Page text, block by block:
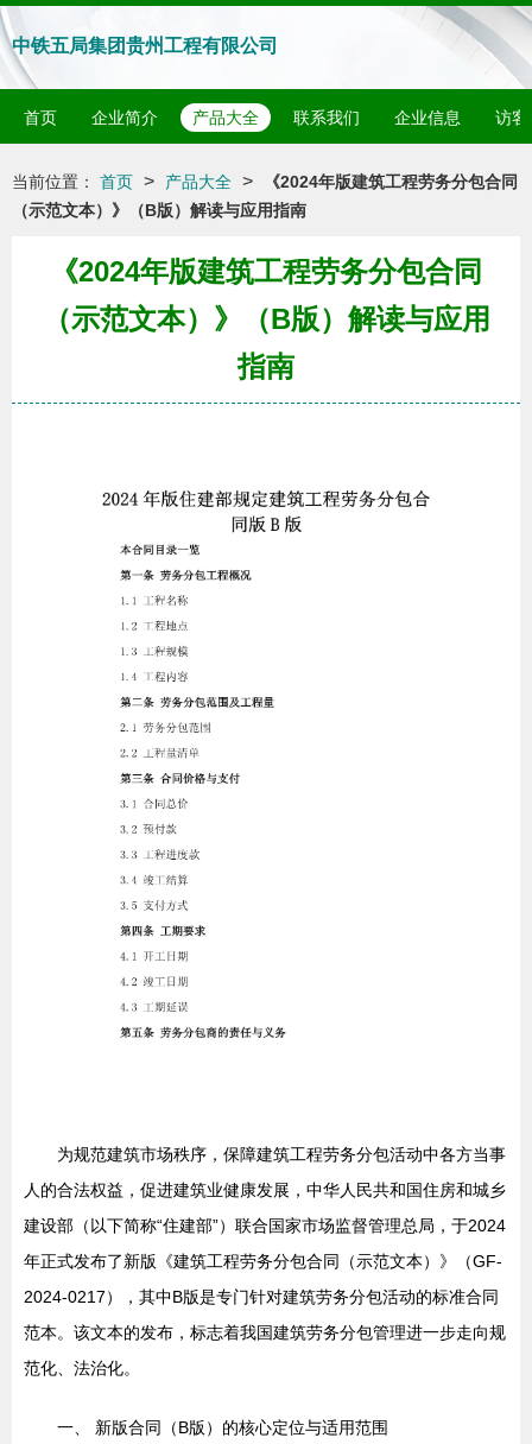
中铁五局集团贵州工程有限公司
首页 企业简介 产品大全 联系我们 企业信息 访客
当前位置： 首页 > 产品大全 >
《2024年版建筑工程劳务分包合同
（示范文本）》（B版）解读与应用指南
《2024年版建筑工程劳务分包合同
（示范文本）》（B版）解读与应用
指南
为规范建筑市场秩序，保障建筑工程劳务分包活动中各方当事
人的合法权益，促进建筑业健康发展，中华人民共和国住房和城乡
建设部（以下简称“住建部”）联合国家市场监督管理总局，于2024
年正式发布了新版《建筑工程劳务分包合同（示范文本）》（GF-
2024-0217），其中B版是专门针对建筑劳务分包活动的标准合同
范本。该文本的发布，标志着我国建筑劳务分包管理进一步走向规
范化、法治化。
一、 新版合同（B版）的核心定位与适用范围